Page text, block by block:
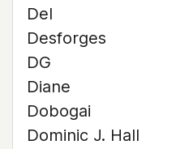
Del
Desforges
DG
Diane
Dobogai
Dominic J. Hall